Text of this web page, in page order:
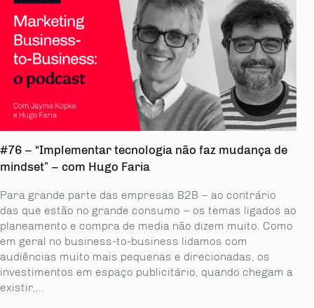
#76 – “Implementar tecnologia não faz mudança de
mindset” – com Hugo Faria
Para grande parte das empresas B2B – ao contrário
das que estão no grande consumo – os temas ligados ao
planeamento e compra de media não dizem muito. Como
em geral no business-to-business lidamos com
audiências muito mais pequenas e direcionadas, os
investimentos em espaço publicitário, quando chegam a
existir,...